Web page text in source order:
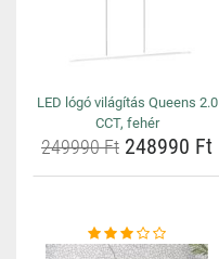
LED lógó világítás Queens 2.0
CCT, fehér
249990 Ft 248990 Ft